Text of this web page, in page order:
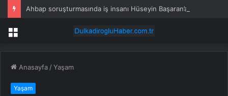
Menü
Anasayfa /Yaşam
Yaşam